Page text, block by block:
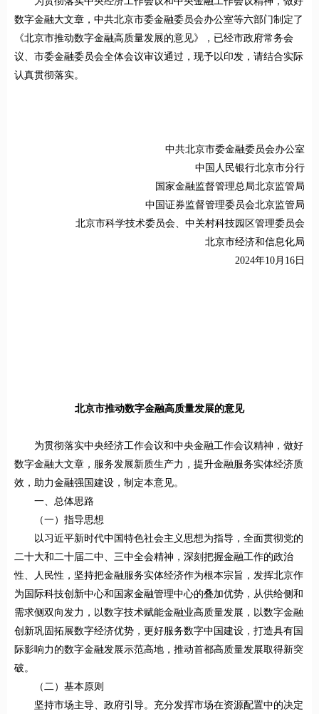
数字金融大文章，中共北京市委金融委员会办公室等六部门制定了
《北京市推动数字金融高质量发展的意见》，已经市政府常务会
议、市委金融委员会全体会议审议通过，现予以印发，请结合实际
认真贯彻落实。
中共北京市委金融委员会办公室
中国人民银行北京市分行
国家金融监督管理总局北京监管局
中国证券监督管理委员会北京监管局
北京市科学技术委员会、 中关村科技园区管理委员会
北京市经济和信息化局
2024年10月16日
北京市推动数字金融高质量发展的意见
为贯彻落实中央经济工作会议和中央金融工作会议精神，做好
数字金融大文章，服务发展新质生产力，提升金融服务实体经济质
效，助力金融强国建设，制定本意见。
一、总体思路
（一）指导思想
以习近平新时代中国特色社会主义思想为指导，全面贯彻党的
二十大和二十届二中、三中全会精神，深刻把握金融工作的政治
性、人民性，坚持把金融服务实体经济作为根本宗旨，发挥北京作
为国际科技创新中心和国家金融管理中心的叠加优势，从供给侧和
需求侧双向发力，以数字技术赋能金融业高质量发展，以数字金融
创新巩固拓展数字经济优势，更好服务数字中国建设，打造具有国
际影响力的数字金融发展示范高地，推动首都高质量发展取得新突
破。
（二）基本原则
坚持市场主导、政府引导。充分发挥市场在资源配置中的决定